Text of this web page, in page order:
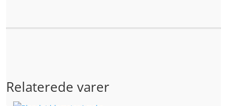
Relaterede varer